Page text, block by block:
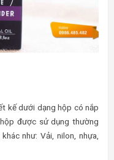
kế dưới dạng hộp có nắp
được sử dụng thường
như: Vải, nilon, nhựa,